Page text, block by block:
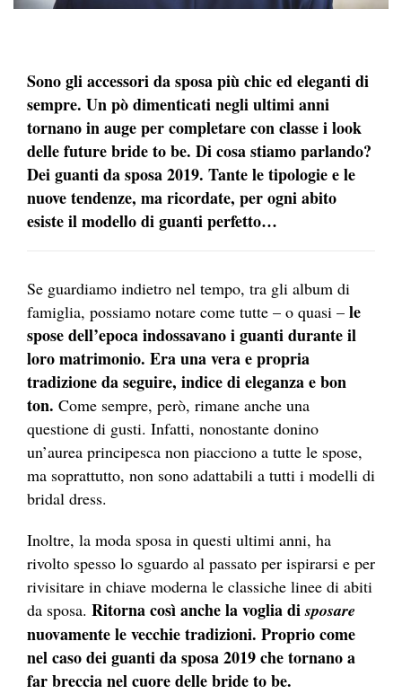
Sono gli accessori da sposa più chic ed eleganti di
sempre. Un pò dimenticati negli ultimi anni
tornano in auge per completare con classe i look
delle future bride to be. Di cosa stiamo parlando?
Dei guanti da sposa 2019. Tante le tipologie e le
nuove tendenze, ma ricordate, per ogni abito
esiste il modello di guanti perfetto…
Se guardiamo indietro nel tempo, tra gli album di
famiglia, possiamo notare come tutte – o quasi – le
spose dell’epoca indossavano i guanti durante il
loro matrimonio. Era una vera e propria
tradizione da seguire, indice di eleganza e bon
ton. Come sempre, però, rimane anche una
questione di gusti. Infatti, nonostante donino
un’aurea principesca non piacciono a tutte le spose,
ma soprattutto, non sono adattabili a tutti i modelli di
bridal dress.
Inoltre, la moda sposa in questi ultimi anni, ha
rivolto spesso lo sguardo al passato per ispirarsi e per
rivisitare in chiave moderna le classiche linee di abiti
da sposa. Ritorna così anche la voglia disposare
nuovamente le vecchie tradizioni. Proprio come
nel caso dei guanti da sposa 2019 che tornano a
far breccia nel cuore delle bride to be.